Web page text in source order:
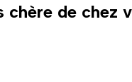
chère de chez